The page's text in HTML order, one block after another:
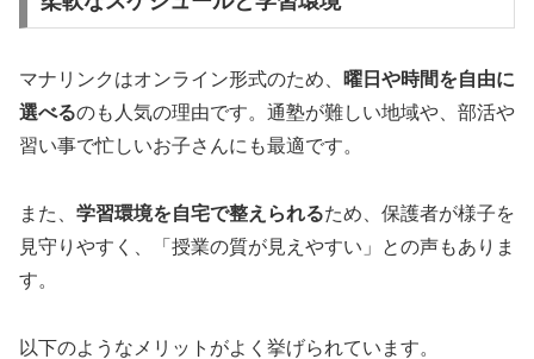
マナリンクはオンライン形式のため、
曜日や時間を自由に
選べるのも人気の理由です。通塾が難しい地域や、部活や
習い事で忙しいお子さんにも最適です。
また、 学習環境を自宅で整えられるため、保護者が様子を
見守りやすく、「授業の質が見えやすい」との声もありま
す。
以下のようなメリットがよく挙げられています。